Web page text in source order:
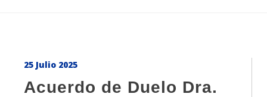
25 Julio 2025
Acuerdo de Duelo Dra.